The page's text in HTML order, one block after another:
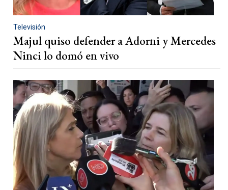
Televisión
Majul quiso defender a Adorni y Mercedes
Ninci lo domó en vivo